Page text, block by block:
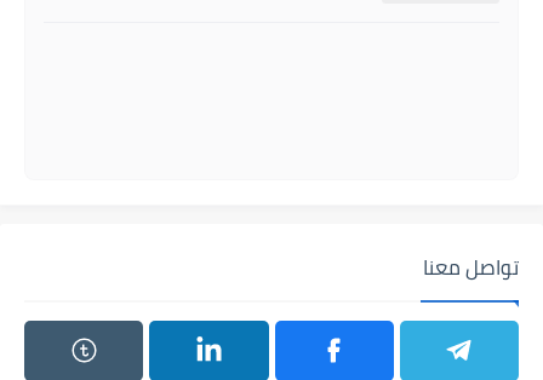
تواصل معنا